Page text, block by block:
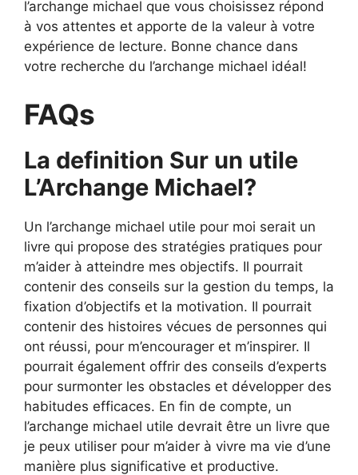
l’archange michael que vous choisissez répond
à vos attentes et apporte de la valeur à votre
expérience de lecture. Bonne chance dans
votre recherche du l’archange michael idéal!
FAQs
La definition Sur un utile
L’Archange Michael?
Un l’archange michael utile pour moi serait un
livre qui propose des stratégies pratiques pour
m’aider à atteindre mes objectifs. Il pourrait
contenir des conseils sur la gestion du temps, la
fixation d’objectifs et la motivation. Il pourrait
contenir des histoires vécues de personnes qui
ont réussi, pour m’encourager et m’inspirer. Il
pourrait également offrir des conseils d’experts
pour surmonter les obstacles et développer des
habitudes efficaces. En fin de compte, un
l’archange michael utile devrait être un livre que
je peux utiliser pour m’aider à vivre ma vie d’une
manière plus significative et productive.